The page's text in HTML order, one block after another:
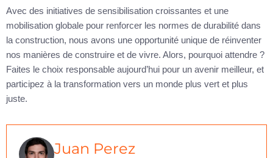
Avec des initiatives de sensibilisation croissantes et une
mobilisation globale pour renforcer les normes de durabilité dans
la construction, nous avons une opportunité unique de réinventer
nos manières de construire et de vivre. Alors, pourquoi attendre ?
Faites le choix responsable aujourd’hui pour un avenir meilleur, et
participez à la transformation vers un monde plus vert et plus
juste.
Juan Perez